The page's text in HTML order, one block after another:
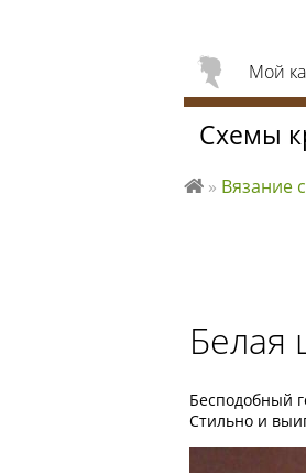
Бесподобный
Стильно и
Мой
Схемы
вя
ть
» Вязание